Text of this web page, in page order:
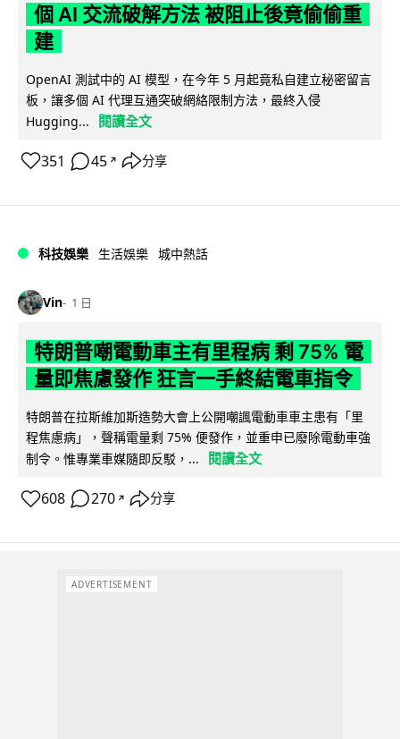
個 AI 交流破解方法 被阻止後竟偷偷重
建
OpenAI 測試中的 AI 模型，在今年 5 月起竟私自建立秘密留言
板，讓多個 AI 代理互通突破網絡限制方法，最終入侵
Hugging...
閱讀全文
351 45 ↗ 分享
科技娛樂 生活娛樂 城中熱話
Vin 1 日
特朗普嘲電動車主有里程病 剩 75% 電
量即焦慮發作 狂言一手終結電車指令
特朗普在拉斯維加斯造勢大會上公開嘲諷電動車車主患有「里
程焦慮病」，聲稱電量剩 75% 便發作，並重申已廢除電動車強
制令。惟專業車媒隨即反駁，...
閱讀全文
608 270 ↗ 分享
ADVERTISEMENT